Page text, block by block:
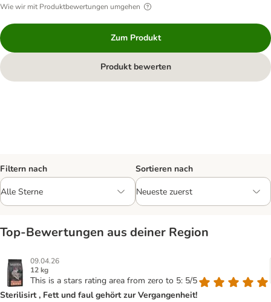
Wie wir mit Produktbewertungen umgehen
Zum Produkt
Produkt bewerten
Filtern nach Sortieren nach
Top‑Bewertungen aus deiner Region
09.04.26
12 kg
This is a stars rating area from zero to 5: 5/5
Sterilisirt , Fett und faul gehört zur Vergangenheit!